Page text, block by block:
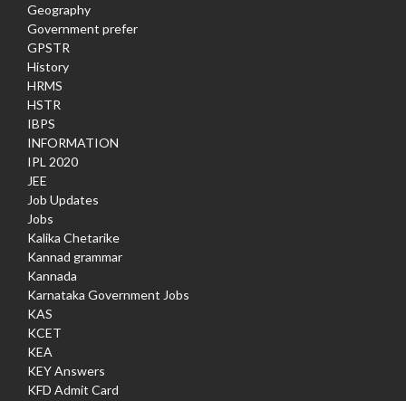
Geography
Government prefer
GPSTR
History
HRMS
HSTR
IBPS
INFORMATION
IPL 2020
JEE
Job Updates
Jobs
Kalika Chetarike
Kannad grammar
Kannada
Karnataka Government Jobs
KAS
KCET
KEA
KEY Answers
KFD Admit Card